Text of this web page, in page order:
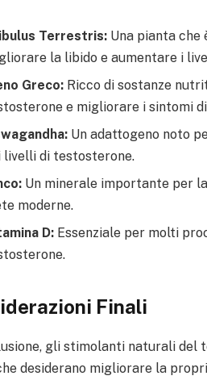
Terrestris:Una pianta che
la libido e aumentare i
Greco:Ricco di sostanze
e migliorare i sintomi
Un adattogeno noto
livelli di testosterone.
Un minerale importante per
moderne.
D:Essenziale per molti
Finali
gli stimolanti naturali del
desiderano migliorare la